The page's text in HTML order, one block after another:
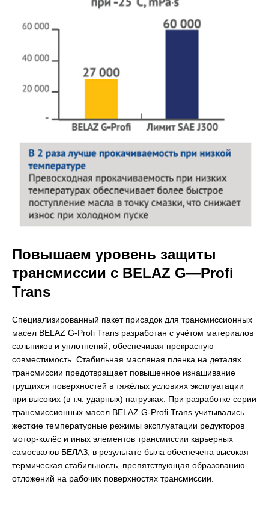
Повышаем уровень защиты
трансмиссии с BELAZ G—Profi
Trans
Специализированный пакет присадок для трансмиссионных
масел BELAZ G-Profi Trans разработан с учётом материалов
сальников и уплотнений, обеспечивая прекрасную
совместимость. Стабильная масляная пленка на деталях
трансмиссии предотвращает повышенное изнашивание
трущихся поверхностей в тяжёлых условиях эксплуатации
при высоких (в т.ч. ударных) нагрузках. При разработке серии
трансмиссионных масел BELAZ G-Profi Trans учитывались
жесткие температурные режимы эксплуатации редукторов
мотор-колёс и иных элементов трансмиссии карьерных
самосвалов БЕЛАЗ, в результате была обеспечена высокая
термическая стабильность, препятствующая образованию
отложений на рабочих поверхностях трансмиссии.